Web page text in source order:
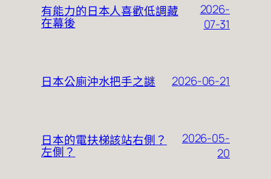
有能力的日本人喜歡低調藏
在幕後
2026-
07-31
日本公廁沖水把手之謎 2026-06-21
日本的電扶梯該站右側？
左側？
2026-05-
20